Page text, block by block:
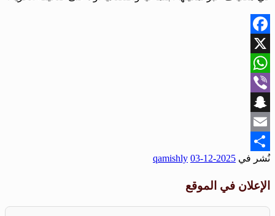
Facebook
X
WhatsApp
Viber
Snapchat
Email
Share
نُشر في 2025-12-03
qamishly
الإعلان في الموقع